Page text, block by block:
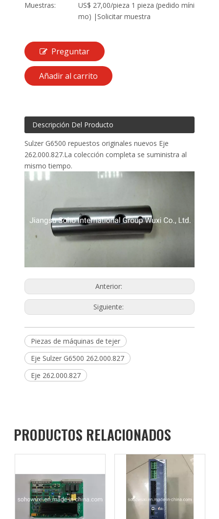
Muestras:
US$ 27,00/pieza 1 pieza (pedido míni
mo) |Solicitar muestra
Preguntar
Añadir al carrito
Descripción Del Producto
Sulzer G6500 repuestos originales nuevos Eje
262.000.827.La colección completa se suministra al
mismo tiempo.
Anterior:
Siguiente:
Piezas de máquinas de tejer
Eje Sulzer G6500 262.000.827
Eje 262.000.827
PRODUCTOS RELACIONADOS